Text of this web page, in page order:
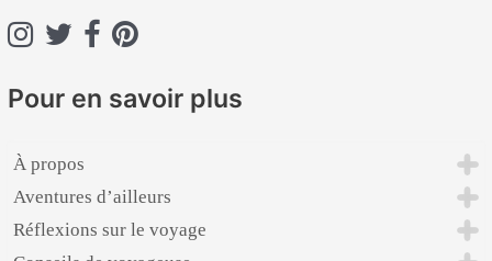
Pour en savoir plus
À propos
Aventures d’ailleurs
Réflexions sur le voyage